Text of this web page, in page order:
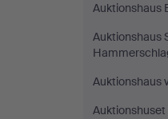
Auktionshaus
Auktionshaus
Auktionshaus
Auktionshuset